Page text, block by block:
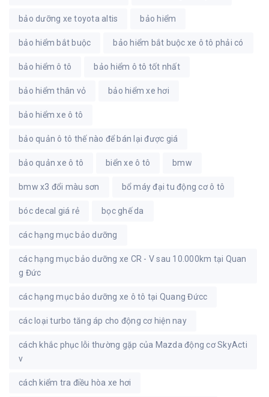
bảo dưỡng xe toyota altis bảo hiểm
bảo hiểm bắt buộc bảo hiểm bắt buộc xe ô tô phải có
bảo hiểm ô tô bảo hiểm ô tô tốt nhất
bảo hiểm thân vỏ bảo hiểm xe hơi
bảo hiểm xe ô tô
bảo quản ô tô thế nào để bán lại được giá
bảo quản xe ô tô biển xe ô tô bmw
bmw x3 đổi màu sơn bổ máy đại tu động cơ ô tô
bóc decal giá rẻ bọc ghế da
các hạng mục bảo dưỡng
các hạng mục bảo dưỡng xe CR - V sau 10.000km tại Quan
g Đức
các hạng mục bảo dưỡng xe ô tô tại Quang Đứcc
các loại turbo tăng áp cho động cơ hiện nay
cách khắc phục lỗi thường gặp của Mazda động cơ SkyActi
v
cách kiểm tra điều hòa xe hơi